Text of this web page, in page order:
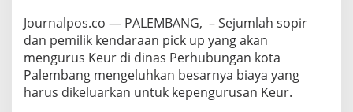
l
e
m
b
Journalpos.co — PALEMBANG, – Sejumlah sopir
dan pemilik kendaraan pick up yang akan
mengurus Keur di dinas Perhubungan kota
Palembang mengeluhkan besarnya biaya yang
harus dikeluarkan untuk kepengurusan Keur.